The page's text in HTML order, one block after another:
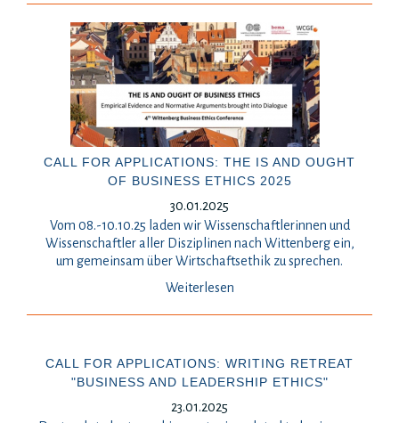
CALL FOR APPLICATIONS: THE IS AND OUGHT
OF BUSINESS ETHICS 2025
30.01.2025
Vom 08.-10.10.25 laden wir Wissenschaftlerinnen und
Wissenschaftler aller Disziplinen nach Wittenberg ein,
um gemeinsam über Wirtschaftsethik zu sprechen.
Weiterlesen
CALL FOR APPLICATIONS: WRITING RETREAT
"BUSINESS AND LEADERSHIP ETHICS"
23.01.2025